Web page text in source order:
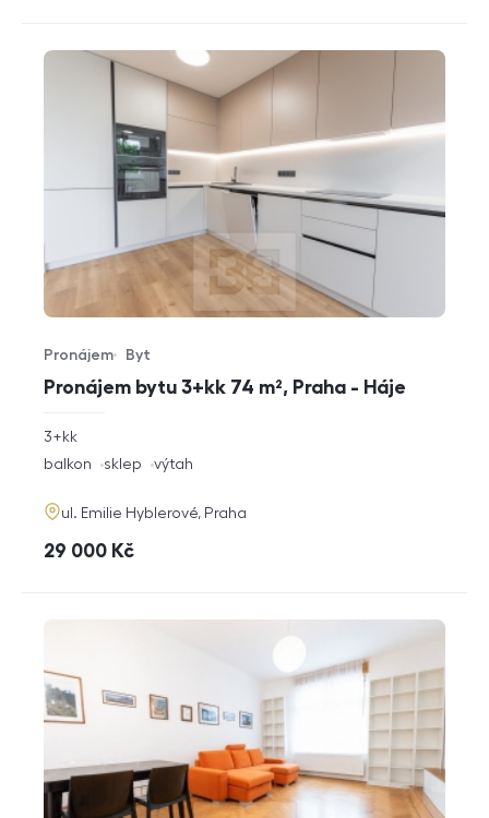
Pronájem bytu 3+kk 74 m², Praha - Háje
Typ nabídky
Pronájem
Typ nemovitosti
Byt
rozměry
3+kk
funkce
balkon sklep výtah
adresa
ul. Emilie Hyblerové, Praha
cena
29 000 Kč